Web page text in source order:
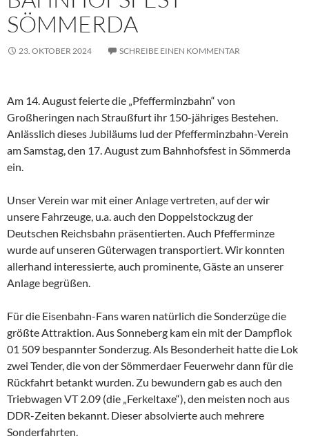
SÖMMERDA
23. OKTOBER 2024 SCHREIBE EINEN KOMMENTAR
Am 14. August feierte die „Pfefferminzbahn“ von
Großheringen nach Straußfurt ihr 150-jähriges Bestehen.
Anlässlich dieses Jubiläums lud der Pfefferminzbahn-Verein
am Samstag, den 17. August zum Bahnhofsfest in Sömmerda
ein.
Unser Verein war mit einer Anlage vertreten, auf der wir
unsere Fahrzeuge, u.a. auch den Doppelstockzug der
Deutschen Reichsbahn präsentierten. Auch Pfefferminze
wurde auf unseren Güterwagen transportiert. Wir konnten
allerhand interessierte, auch prominente, Gäste an unserer
Anlage begrüßen.
Für die Eisenbahn-Fans waren natürlich die Sonderzüge die
größte Attraktion. Aus Sonneberg kam ein mit der Dampflok
01 509 bespannter Sonderzug. Als Besonderheit hatte die Lok
zwei Tender, die von der Sömmerdaer Feuerwehr dann für die
Rückfahrt betankt wurden. Zu bewundern gab es auch den
Triebwagen VT 2.09 (die „Ferkeltaxe“), den meisten noch aus
DDR-Zeiten bekannt. Dieser absolvierte auch mehrere
Sonderfahrten.